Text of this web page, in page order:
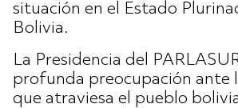
situación en el Estado
Bolivia.
La Presidencia del
profunda preocupación ante
que atraviesa el pueblo